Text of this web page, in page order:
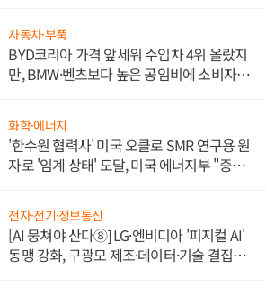
자동차·부품
BYD코리아 가격 앞세워 수입차 4위 올랐지
만, BMW·벤츠보다 높은 공임비에 소비자
화학·에너지
'한수원 협력사' 미국 오클로 SMR 연구용 원
자로 '임계 상태' 도달, 미국 에너지부 "중요
전자·전기·정보통신
[AI 뭉쳐야 산다⑧] LG·엔비디아 '피지컬 AI'
동맹 강화, 구광모 제조·데이터·기술 결집